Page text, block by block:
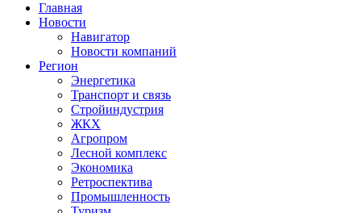
Главная
Новости
Навигатор
Новости компаний
Регион
Энергетика
Транспорт и связь
Стройиндустрия
ЖКХ
Агропром
Лесной комплекс
Экономика
Ретроспектива
Промышленность